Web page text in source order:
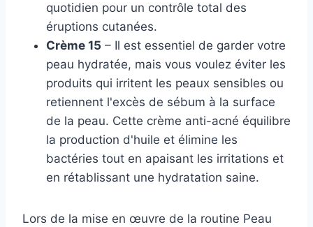
quotidien pour un contrôle total des
éruptions cutanées.
Crème 15 – Il est essentiel de garder votre
peau hydratée, mais vous voulez éviter les
produits qui irritent les peaux sensibles ou
retiennent l'excès de sébum à la surface
de la peau. Cette crème anti-acné équilibre
la production d'huile et élimine les
bactéries tout en apaisant les irritations et
en rétablissant une hydratation saine.
Lors de la mise en œuvre de la routine Peau